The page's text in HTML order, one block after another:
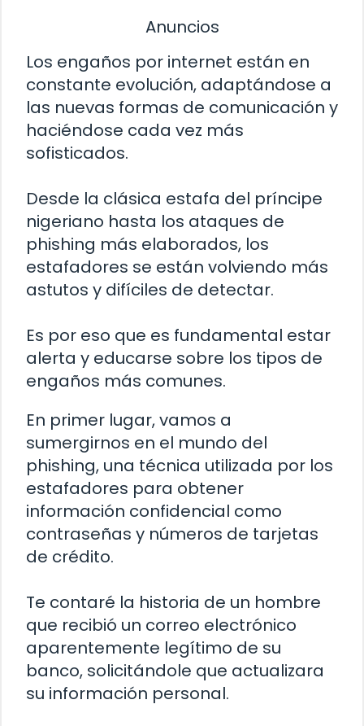
Anuncios
Los engaños por internet están en
constante evolución, adaptándose a
las nuevas formas de comunicación y
haciéndose cada vez más
sofisticados.
Desde la clásica estafa del príncipe
nigeriano hasta los ataques de
phishing más elaborados, los
estafadores se están volviendo más
astutos y difíciles de detectar.
Es por eso que es fundamental estar
alerta y educarse sobre los tipos de
engaños más comunes.
En primer lugar, vamos a
sumergirnos en el mundo del
phishing, una técnica utilizada por los
estafadores para obtener
información confidencial como
contraseñas y números de tarjetas
de crédito.
Te contaré la historia de un hombre
que recibió un correo electrónico
aparentemente legítimo de su
banco, solicitándole que actualizara
su información personal.